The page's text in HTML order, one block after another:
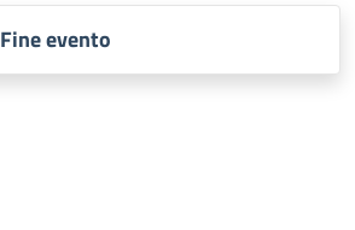
Fine evento